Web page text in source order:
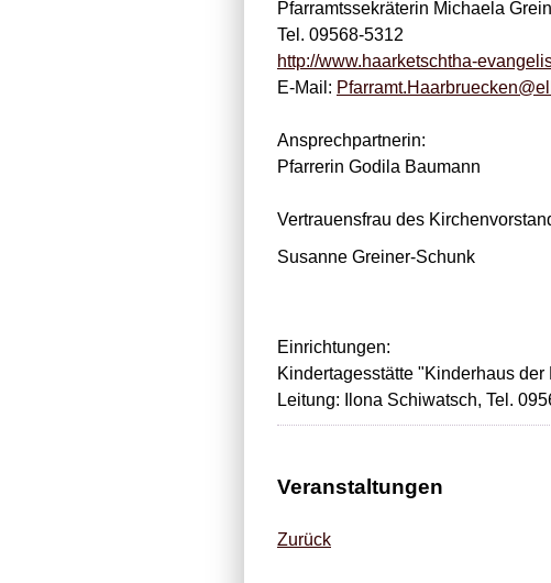
Pfarramtssekräterin Michaela
Tel. 09568-5312
http://www.haarketschtha-
E-Mail:
Ansprechpartnerin:
Pfarrerin Godila Baumann
Vertrauensfrau des
Susanne Greiner-Schunk
Einrichtungen:
Kindertagesstätte "Kinderhaus
Leitung: Ilona Schiwatsch, Tel.
Veranstaltungen
Zurück